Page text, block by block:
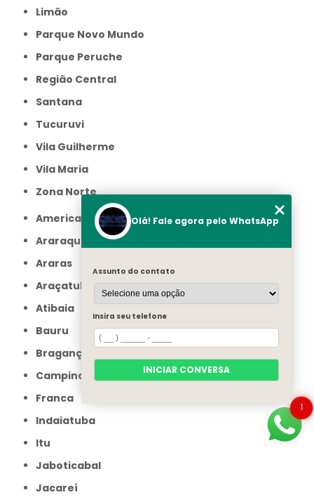
Limão
Parque Novo Mundo
Parque Peruche
Região Central
Santana
Tucuruvi
Vila Guilherme
Vila Maria
Zona Norte
Americana
Araraquara
Araras
Araçatuba
Atibaia
Bauru
Bragança Paulista
Campinas
Franca
Indaiatuba
Itu
Jaboticabal
Jacareí
1
Olá! Fale agora pelo WhatsApp
Assunto do contato
Insira seu telefone
INICIAR CONVERSA